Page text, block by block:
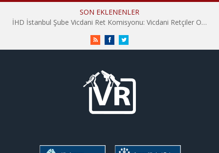
SON EKLENENLER
İHD İstanbul Şube Vicdani Ret Komisyonu: Vicdani Retçiler Olarak Destek İçin Buradayız!
RSS FacebookTwitter